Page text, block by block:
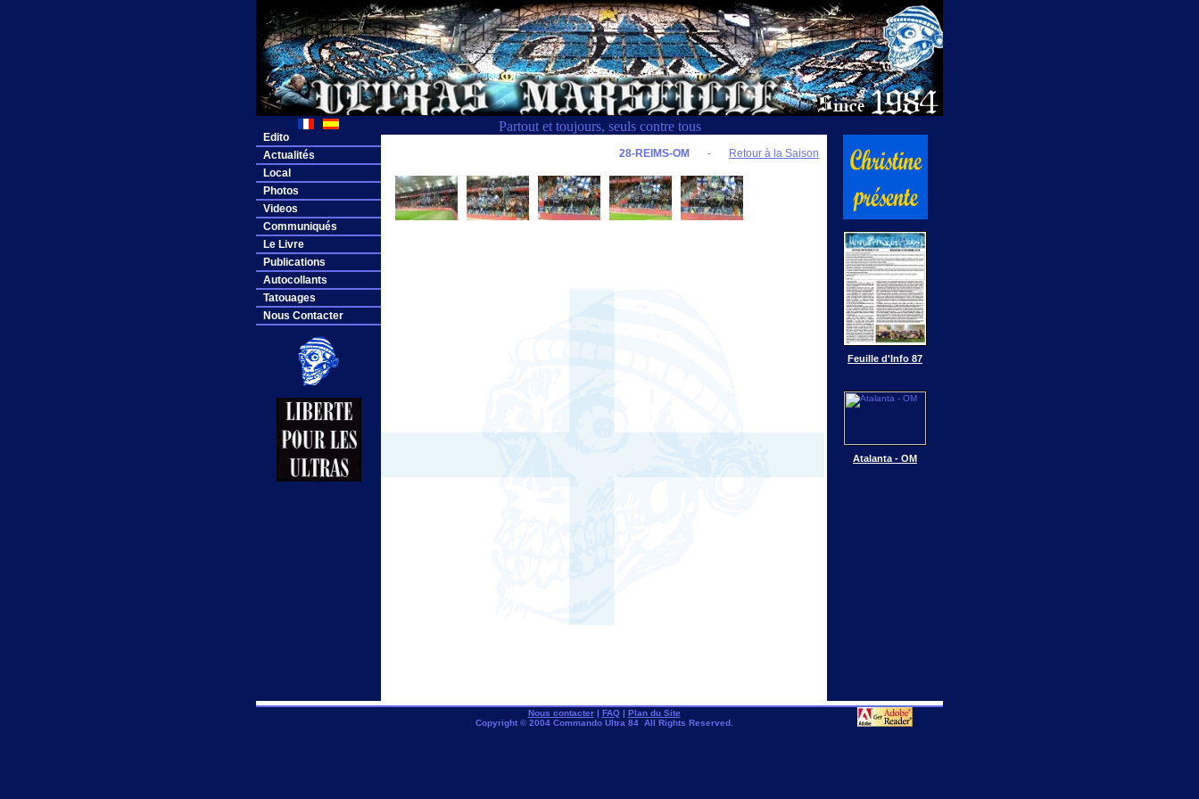
Partout et toujours, seuls contre tous
Edito
Actualités
Local
Photos
Videos
Communiqués
Le Livre
Publications
Autocollants
Tatouages
Nous Contacter
28-REIMS-OM - Retour à la Saison
Feuille d'Info 87
Atalanta - OM
Nous contacter| FAQ| Plan du Site
Copyright © 2004 Commando Ultra 84 All Rights Reserved.